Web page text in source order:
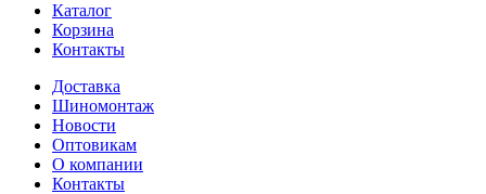
Каталог
Корзина
Контакты
Доставка
Шиномонтаж
Новости
Оптовикам
О компании
Контакты